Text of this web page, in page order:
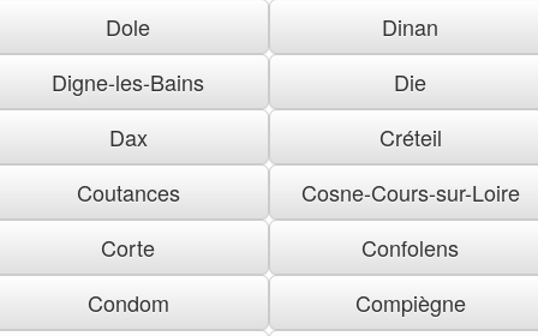
Dole
Dinan
Digne-les-Bains
Die
Dax
Créteil
Coutances
Cosne-Cours-sur-Loire
Corte
Confolens
Condom
Compiègne